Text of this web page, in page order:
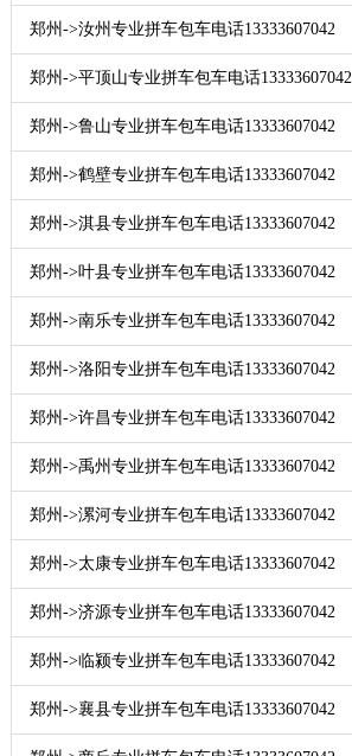
郑州->汝州专业拼车包车电话13333607042
郑州->平顶山专业拼车包车电话13333607042
郑州->鲁山专业拼车包车电话13333607042
郑州->鹤壁专业拼车包车电话13333607042
郑州->淇县专业拼车包车电话13333607042
郑州->叶县专业拼车包车电话13333607042
郑州->南乐专业拼车包车电话13333607042
郑州->洛阳专业拼车包车电话13333607042
郑州->许昌专业拼车包车电话13333607042
郑州->禹州专业拼车包车电话13333607042
郑州->漯河专业拼车包车电话13333607042
郑州->太康专业拼车包车电话13333607042
郑州->济源专业拼车包车电话13333607042
郑州->临颍专业拼车包车电话13333607042
郑州->襄县专业拼车包车电话13333607042